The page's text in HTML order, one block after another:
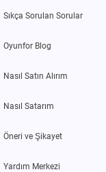
Sıkça Sorulan Sorular
Oyunfor Blog
Nasıl Satın Alırım
Nasıl Satarım
Öneri ve Şikayet
Yardım Merkezi